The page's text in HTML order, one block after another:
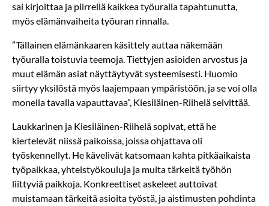
sai kirjoittaa ja piirrellä kaikkea työuralla tapahtunutta,
myös elämänvaiheita työuran rinnalla.
”Tällainen elämänkaaren käsittely auttaa näkemään
työuralla toistuvia teemoja. Tiettyjen asioiden arvostus ja
muut elämän asiat näyttäytyvät systeemisesti. Huomio
siirtyy yksilöstä myös laajempaan ympäristöön, ja se voi olla
monella tavalla vapauttavaa”, Kiesiläinen-Riihelä selvittää.
Laukkarinen ja Kiesiläinen-Riihelä sopivat, että he
kiertelevät niissä paikoissa, joissa ohjattava oli
työskennellyt. He kävelivät katsomaan kahta pitkäaikaista
työpaikkaa, yhteistyökouluja ja muita tärkeitä työhön
liittyviä paikkoja. Konkreettiset askeleet auttoivat
muistamaan tärkeitä asioita työstä, ja aistimusten pohdinta